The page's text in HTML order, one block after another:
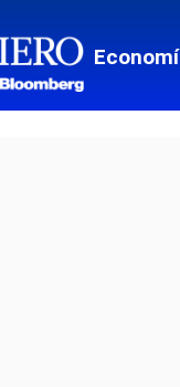
mediante Email
mediante
mediante Twitter
mediante LinkedIn
mediante